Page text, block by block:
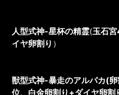
人型式神-星杯の精霊(玉石
イヤ卵割り ）
獣型式神-暴走のアルパカ(
位、白金卵割り+ダイヤ卵割